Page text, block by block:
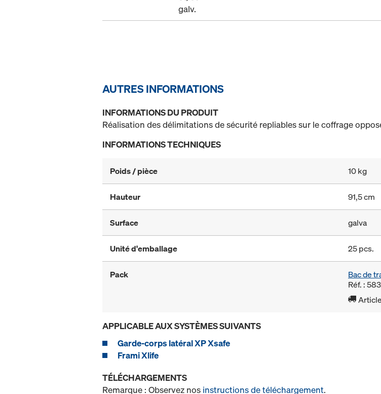
galv.
AUTRES INFORMATIONS
INFORMATIONS DU PRODUIT
Réalisation des délimitations de sécurité repliables sur le coffrage
INFORMATIONS TECHNIQUES
Poids / pièce 10 kg
Hauteur 91,5 cm
Surface galva
Unité d'emballage 25 pcs.
Pack
Bac de
Réf. :
APPLICABLE AUX SYSTÈMES SUIVANTS
Garde-corps latéral XP Xsafe
Frami Xlife
TÉLÉCHARGEMENTS
Remarque : Observez nos instructions de téléchargement.